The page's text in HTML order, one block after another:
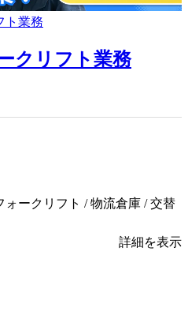
クリフト業務
ォークリフト / 物流倉庫 / 交替
詳細を表示